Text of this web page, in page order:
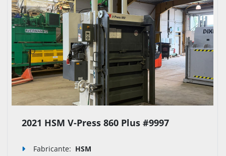
2021 HSM V-Press 860 Plus #9997
Fabricante: HSM